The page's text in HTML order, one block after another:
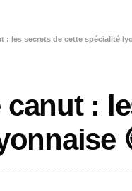
: les secrets de cette spécialité
canut :